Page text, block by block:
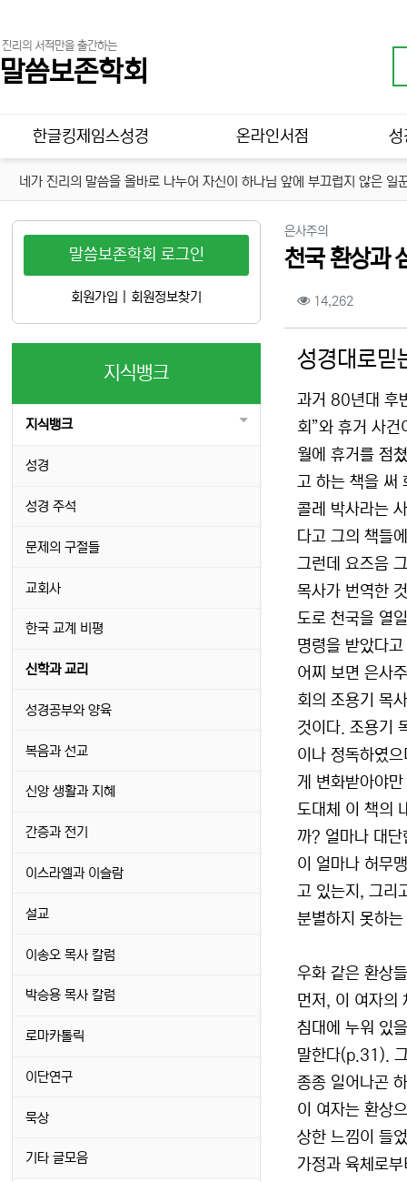
진리의 서적만을 출간하는
말씀보존학회
메인 메뉴
한글킹제임스성경 온라인서점 성
네가 진리의 말씀을 올바로 나누어 자신이 하나님 앞에 부끄럽지 않은
은사주의
천국 환상과
컨텐츠 정보
14,262
성경대로믿
과거 80년대 후
회”와 휴거 사
월에 휴거를 점
고 하는 책을 써
콜레 박사라는
다고 그의 책들
그런데 요즈음
목사가 번역한
도로 천국을 열
명령을 받았다
어찌 보면 은사
회의 조용기 목
것이다. 조용기
이나 정독하였
게 변화받아야
도대체 이 책의
까? 얼마나 대
이 얼마나 허무
고 있는지, 그리
분별하지 못하
우화 같은 환상들
먼저, 이 여자의
침대에 누워 있
말한다(p.31).
종종 일어나곤
이 여자는 환상
상한 느낌이 들
가정과 육체로
말씀보존학회 로그인
회원가입 회원정보찾기
지식뱅크
지식뱅크
성경
성경 주석
문제의 구절들
교회사
한국 교계 비평
신학과 교리
성경공부와 양육
복음과 선교
신앙 생활과 지혜
간증과 전기
이스라엘과 이슬람
설교
이송오 목사 칼럼
박승용 목사 칼럼
로마카톨릭
이단연구
묵상
기타 글모음